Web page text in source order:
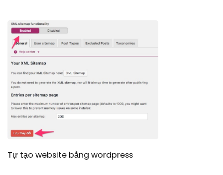
Tự tạo website bằng wordpress